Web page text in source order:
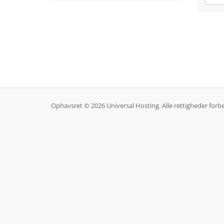
Ophavsret © 2026 Universal Hosting. Alle rettigheder